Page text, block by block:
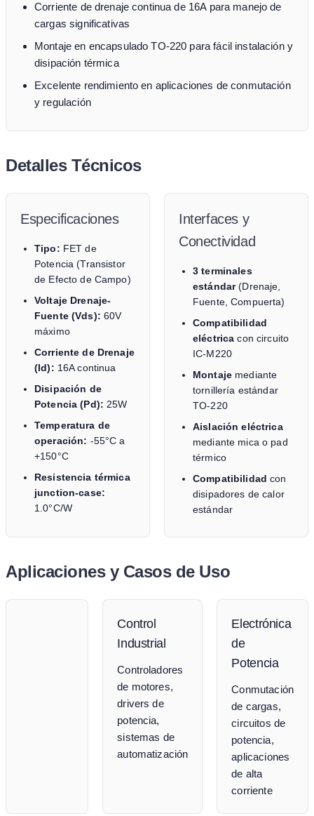
Corriente de drenaje continua de 16A para manejo de
cargas significativas
Montaje en encapsulado TO-220 para fácil instalación y
disipación térmica
Excelente rendimiento en aplicaciones de conmutación
y regulación
Detalles Técnicos
Especificaciones
Tipo: FET de
Potencia (Transistor
de Efecto de Campo)
Voltaje Drenaje-
Fuente (Vds): 60V
máximo
Corriente de Drenaje
(Id): 16A continua
Disipación de
Potencia (Pd): 25W
Temperatura de
operación: -55°C a
+150°C
Resistencia térmica
junction-case:
1.0°C/W
Interfaces y
Conectividad
3 terminales
estándar(Drenaje,
Fuente, Compuerta)
Compatibilidad
eléctrica con circuito
IC-M220
Montajemediante
tornillería estándar
TO-220
Aislación eléctrica
mediante mica o pad
térmico
Compatibilidad con
disipadores de calor
estándar
Aplicaciones y Casos de Uso
Control
Industrial
Controladores
de motores,
drivers de
potencia,
sistemas de
automatización
Electrónica
de
Potencia
Conmutación
de cargas,
circuitos de
potencia,
aplicaciones
de alta
corriente